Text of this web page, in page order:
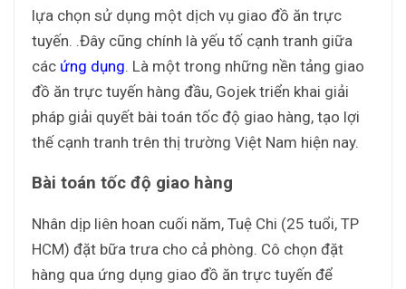
lựa chọn sử dụng một dịch vụ giao đồ ăn trực
tuyến. .Đây cũng chính là yếu tố cạnh tranh giữa
các ứng dụng. Là một trong những nền tảng giao
đồ ăn trực tuyến hàng đầu, Gojek triển khai giải
pháp giải quyết bài toán tốc độ giao hàng, tạo lợi
thế cạnh tranh trên thị trường Việt Nam hiện nay.
Bài toán tốc độ giao hàng
Nhân dịp liên hoan cuối năm, Tuệ Chi (25 tuổi, TP
HCM) đặt bữa trưa cho cả phòng. Cô chọn đặt
hàng qua ứng dụng giao đồ ăn trực tuyến để